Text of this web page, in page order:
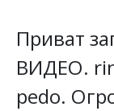
Приват
ВИДЕО.
pedo.